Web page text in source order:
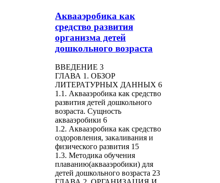
Аквааэробика как
средство развития
организма детей
дошкольного возраста
ВВЕДЕНИЕ 3
ГЛАВА 1. ОБЗОР
ЛИТЕРАТУРНЫХ ДАННЫХ 6
1.1. Аквааэробика как средство
развития детей дошкольного
возраста. Сущность
аквааэробики 6
1.2. Аквааэробика как средство
оздоровления, закаливания и
физического развития 15
1.3. Методика обучения
плаванию(аквааэробики) для
детей дошкольного возраста 23